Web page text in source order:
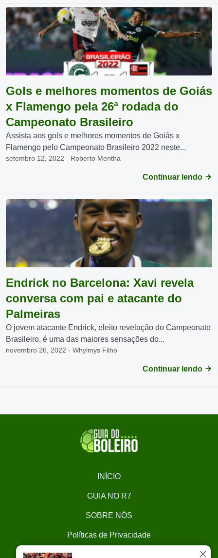
Gols e melhores momentos de Goiás
x Flamengo pela 26ª rodada do
Campeonato Brasileiro
Assista aos gols e melhores momentos de Goiás x
Flamengo pelo Campeonato Brasileiro 2022 neste...
setembro 12, 2022 - Roberto Mentha
Continuar lendo
Endrick no Barcelona: Xavi revela
conversa com pai e atacante do
Palmeiras
O jovem atacante Endrick, eleito revelação do Campeonato
Brasileiro, é uma das maiores sensações do...
novembro 26, 2022 - Whylmys Filho
Continuar lendo
INÍCIO
GUIA NO R7
SOBRE NÓS
Políticas de Privacidade